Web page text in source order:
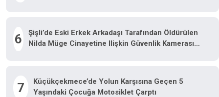
6
Şişli’de Eski Erkek Arkadaşı Tarafından Öldürülen
Nilda Müge Cinayetine Ilişkin Güvenlik Kamerası
7
Küçükçekmece’de Yolun Karşısına Geçen 5
Yaşındaki Çocuğa Motosiklet Çarptı